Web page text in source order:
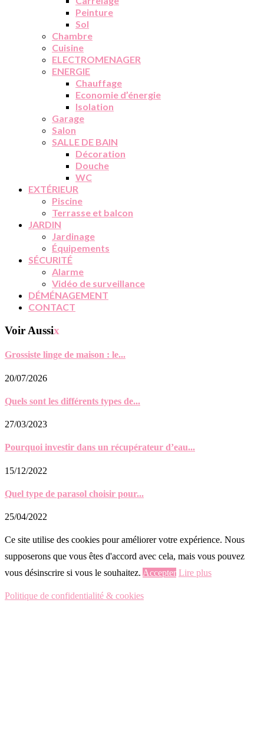
Peinture
Sol
Chambre
Cuisine
ELECTROMENAGER
ENERGIE
Chauffage
Economie d’énergie
Isolation
Garage
Salon
SALLE DE BAIN
Décoration
Douche
WC
EXTÉRIEUR
Piscine
Terrasse et balcon
JARDIN
Jardinage
Équipements
SÉCURITÉ
Alarme
Vidéo de surveillance
DÉMÉNAGEMENT
CONTACT
Voir Aussix
Grossiste linge de maison : le...
20/07/2026
Quels sont les différents types de...
27/03/2023
Pourquoi investir dans un récupérateur d’eau...
15/12/2022
Quel type de parasol choisir pour...
25/04/2022
Ce site utilise des cookies pour améliorer votre expérience. Nous
supposerons que vous êtes d'accord avec cela, mais vous pouvez
vous désinscrire si vous le souhaitez. Accepter Lire plus
Politique de confidentialité & cookies